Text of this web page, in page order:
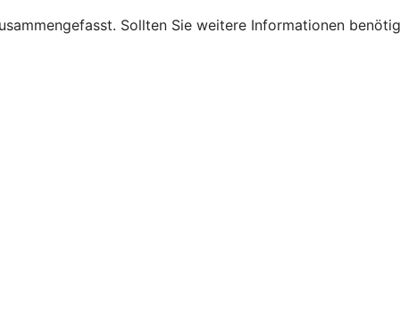
Sollten Sie weitere Informationen